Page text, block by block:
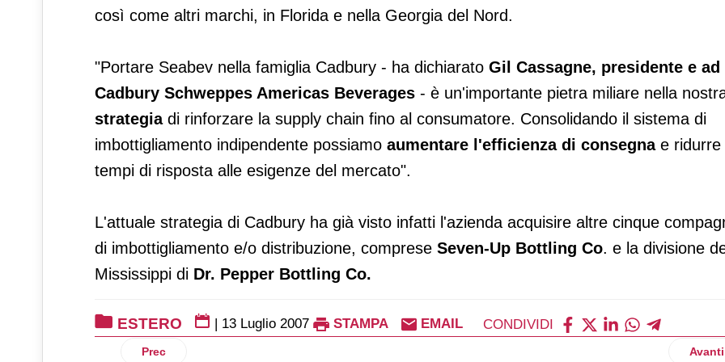
così come altri marchi, in Florida e nella Georgia del Nord.
"Portare Seabev nella famiglia Cadbury - ha dichiarato Gil Cassagne, presidente e ad
Cadbury Schweppes Americas Beverages - è un'importante pietra miliare nella
strategiadi rinforzare la supply chain fino al consumatore. Consolidando il sistema di
imbottigliamento indipendente possiamo aumentare l'efficienza di consegnae ridurre
tempi di risposta alle esigenze del mercato".
L'attuale strategia di Cadbury ha già visto infatti l'azienda acquisire altre cinque
di imbottigliamento e/o distribuzione, comprese Seven-Up Bottling Co. e la divisione
Mississippi di Dr. Pepper Bottling Co.
ESTERO | 13 Luglio 2007 STAMPA EMAIL CONDIVIDI
Articolo precedente: Abercrombie punta all'Europa
Prec Avanti